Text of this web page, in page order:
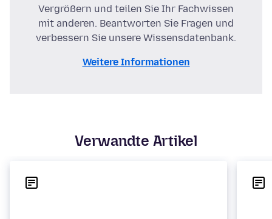
Vergrößern und teilen Sie Ihr Fachwissen
mit anderen. Beantworten Sie Fragen und
verbessern Sie unsere Wissensdatenbank.
Weitere Informationen
Verwandte Artikel